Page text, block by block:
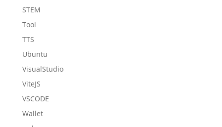
STEM
Tool
TTS
Ubuntu
VisualStudio
ViteJS
VSCODE
Wallet